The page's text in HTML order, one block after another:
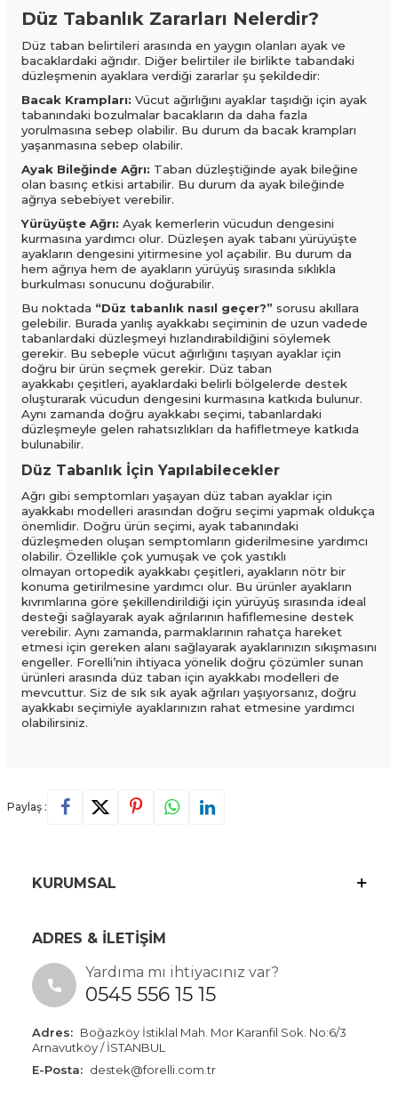
Düz Tabanlık Zararları Nelerdir?
Düz taban belirtileri arasında en yaygın olanları ayak ve
bacaklardaki ağrıdır. Diğer belirtiler ile birlikte tabandaki
düzleşmenin ayaklara verdiği zararlar şu şekildedir:
Bacak Krampları: Vücut ağırlığını ayaklar taşıdığı için ayak
tabanındaki bozulmalar bacakların da daha fazla
yorulmasına sebep olabilir. Bu durum da bacak krampları
yaşanmasına sebep olabilir.
Ayak Bileğinde Ağrı: Taban düzleştiğinde ayak bileğine
olan basınç etkisi artabilir. Bu durum da ayak bileğinde
ağrıya sebebiyet verebilir.
Yürüyüşte Ağrı: Ayak kemerlerin vücudun dengesini
kurmasına yardımcı olur. Düzleşen ayak tabanı yürüyüşte
ayakların dengesini yitirmesine yol açabilir. Bu durum da
hem ağrıya hem de ayakların yürüyüş sırasında sıklıkla
burkulması sonucunu doğurabilir.
Bu noktada “Düz tabanlık nasıl geçer?” sorusu akıllara
gelebilir. Burada yanlış ayakkabı seçiminin de uzun vadede
tabanlardaki düzleşmeyi hızlandırabildiğini söylemek
gerekir. Bu sebeple vücut ağırlığını taşıyan ayaklar için
doğru bir ürün seçmek gerekir. Düz taban
ayakkabı çeşitleri, ayaklardaki belirli bölgelerde destek
oluşturarak vücudun dengesini kurmasına katkıda bulunur.
Aynı zamanda doğru ayakkabı seçimi, tabanlardaki
düzleşmeyle gelen rahatsızlıkları da hafifletmeye katkıda
bulunabilir.
Düz Tabanlık İçin Yapılabilecekler
Ağrı gibi semptomları yaşayan düz taban ayaklar için
ayakkabı modelleri arasından doğru seçimi yapmak oldukça
önemlidir. Doğru ürün seçimi, ayak tabanındaki
düzleşmeden oluşan semptomların giderilmesine yardımcı
olabilir. Özellikle çok yumuşak ve çok yastıklı
olmayan ortopedik ayakkabı çeşitleri, ayakların nötr bir
konuma getirilmesine yardımcı olur. Bu ürünler ayakların
kıvrımlarına göre şekillendirildiği için yürüyüş sırasında ideal
desteği sağlayarak ayak ağrılarının hafiflemesine destek
verebilir. Aynı zamanda, parmaklarının rahatça hareket
etmesi için gereken alanı sağlayarak ayaklarınızın sıkışmasını
engeller. Forelli’nin ihtiyaca yönelik doğru çözümler sunan
ürünleri arasında düz taban için ayakkabı modelleri de
mevcuttur. Siz de sık sık ayak ağrıları yaşıyorsanız, doğru
ayakkabı seçimiyle ayaklarınızın rahat etmesine yardımcı
olabilirsiniz.
Paylaş :
KURUMSAL
ADRES & İLETİŞİM
Yardıma mı ihtiyacınız var?
0545 556 15 15
Adres: Boğazköy İstiklal Mah. Mor Karanfil Sok. No:6/3
Arnavutköy / İSTANBUL
E-Posta: destek@forelli.com.tr